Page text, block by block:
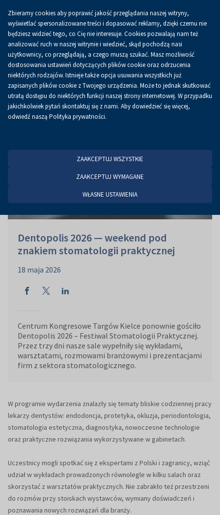
PL
Strona główna Aktualności
Aktualności
Dentopolis 2026 — weekend pod
znakiem stomatologii praktycznej
18 maja 2026
Centrum Kongresowe Targów Kielce ponownie gościło
Dentopolis 2026 – Festiwal Stomatologii Praktycznej.
Przez trzy dni nasze sale wypełniły się wykładami,
warsztatami, rozmowami branżowymi i prezentacjami
firm z sektora stomatologicznego.
W programie wydarzenia znalazły się tematy bliskie codziennej pracy
lekarzy dentystów: endodoncja, protetyka, okluzja, periodontologia,
stomatologia estetyczna, diagnostyka, nowoczesne technologie
oraz praktyczne rozwiązania wykorzystywane w gabinetach.
Uczestnicy mogli spotkać się z ekspertami z Polski i zagranicy, wziąć
udział w wykładach prowadzonych równolegle w kilku salach oraz
skorzystać z warsztatów praktycznych. Nie zabrakło też przestrzeni
do rozmów przy stoiskach wystawców, wymiany doświadczeń i
poznawania nowych rozwiązań dla branży.
Zbieramy cookies aby poprawić jakość przeglądania naszej witryny,
wyświetlać spersonalizowane treści i dopasować reklamy, dzięki czemu nie
będziesz widzieć tego, co Cię nie interesuje. Cookies pozwalają nam też
analizować ruch w naszej witrynie i wiedzieć, skąd pochodzą nasi
użytkownicy, co przeglądają, a czego muszą szukać. Masz możliwość
dostosowania ustawień dotyczących plików cookie oraz odrzucenia
niektórych rodzajów. Istnieje także opcja usuwania wszystkich już
zapisanych plików cookie z Twojego urządzenia. Może to jednak skutkować
utratą dostępu do niektórych funkcji naszej strony internetowej. W przypadku
jakichkolwiek pytań skontaktuj się z nami. Aby dowiedzieć się więcej,
odwiedź naszą Polityka prywatności.
ZAAKCEPTUJ WSZYSTKIE
ZAAKCEPTUJ WYMAGANE
WŁASNE USTAWIENIA